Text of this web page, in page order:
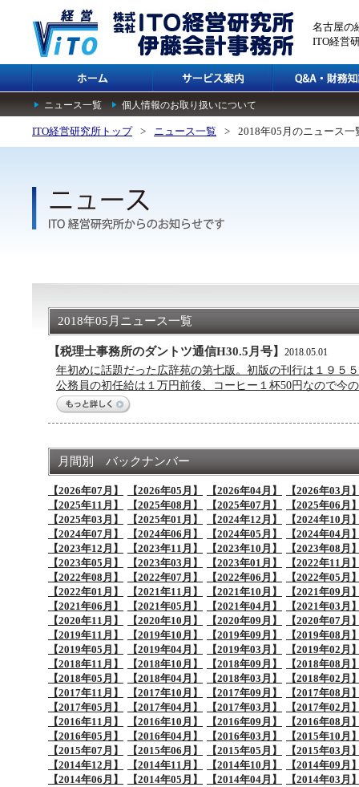
名古屋の
ITO経営
ニュース一覧 個人情報のお取り扱いについて
ITO経営研究所トップ > ニュース一覧 > 2018年05月のニュース一
2018年05月ニュース一覧
【税理士事務所のダントツ通信H30.5月号】 2018.05.01
年初めに話題だった広辞苑の第七版。初版の刊行は１９５
公務員の初任給は１万円前後、コーヒー１杯50円なので今
月間別 バックナンバー
【2026年07月】 【2026年05月】 【2026年04月】
【2026年03月
【2025年11月】
【2025年08月】 【2025年07月】
【2025年06月
【2025年03月】
【2025年01月】 【2024年12月】
【2024年10月
【2024年07月】
【2024年06月】 【2024年05月】
【2024年04月
【2023年12月】
【2023年11月】 【2023年10月】
【2023年08月
【2023年05月】
【2023年03月】 【2023年01月】
【2022年11月
【2022年08月】
【2022年07月】 【2022年06月】
【2022年05月
【2022年01月】
【2021年11月】 【2021年10月】
【2021年09月
【2021年06月】
【2021年05月】 【2021年04月】
【2021年03月
【2020年11月】
【2020年10月】 【2020年09月】
【2020年07月
【2019年11月】
【2019年10月】 【2019年09月】
【2019年08月
【2019年05月】
【2019年04月】 【2019年03月】
【2019年02月
【2018年11月】
【2018年10月】 【2018年09月】
【2018年08月
【2018年05月】
【2018年04月】 【2018年03月】
【2018年02月
【2017年11月】
【2017年10月】 【2017年09月】
【2017年08月
【2017年05月】
【2017年04月】 【2017年03月】
【2017年02月
【2016年11月】
【2016年10月】 【2016年09月】
【2016年08月
【2016年05月】
【2016年04月】 【2016年03月】
【2015年10月
【2015年07月】
【2015年06月】 【2015年05月】
【2015年03月
【2014年12月】
【2014年11月】 【2014年10月】
【2014年09月
【2014年06月】
【2014年05月】 【2014年04月】
【2014年03月